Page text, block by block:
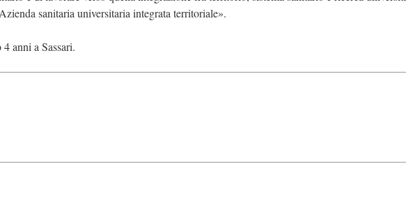
sanitaria universitaria integrata territoriale».
anni a Sassari.